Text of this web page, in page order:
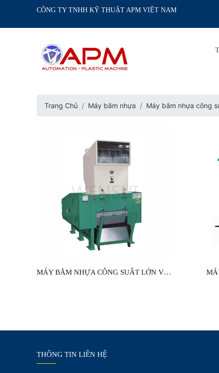
CÔNG TY TNHH KỸ THUẬT APM VIỆT NAM
Trang Chủ Máy băm nhựa Máy băm nhựa công
MÁY BĂM NHỰA CÔNG SUẤT LỚN VGY
THÔNG TIN LIÊN HỆ